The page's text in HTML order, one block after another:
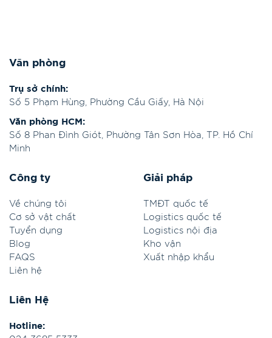
Văn phòng
Trụ sở chính:
Số 5 Phạm Hùng, Phường Cầu Giấy, Hà Nội
Văn phòng HCM:
Số 8 Phan Đình Giót, Phường Tân Sơn Hòa, TP. Hồ Chí
Minh
Liên Hệ
Hotline:
Công ty
Về chúng tôi
Cơ sở vật chất
Tuyển dụng
Blog
FAQS
Liên hệ
Giải pháp
TMĐT quốc tế
Logistics quốc tế
Logistics nội địa
Kho vận
Xuất nhập khẩu